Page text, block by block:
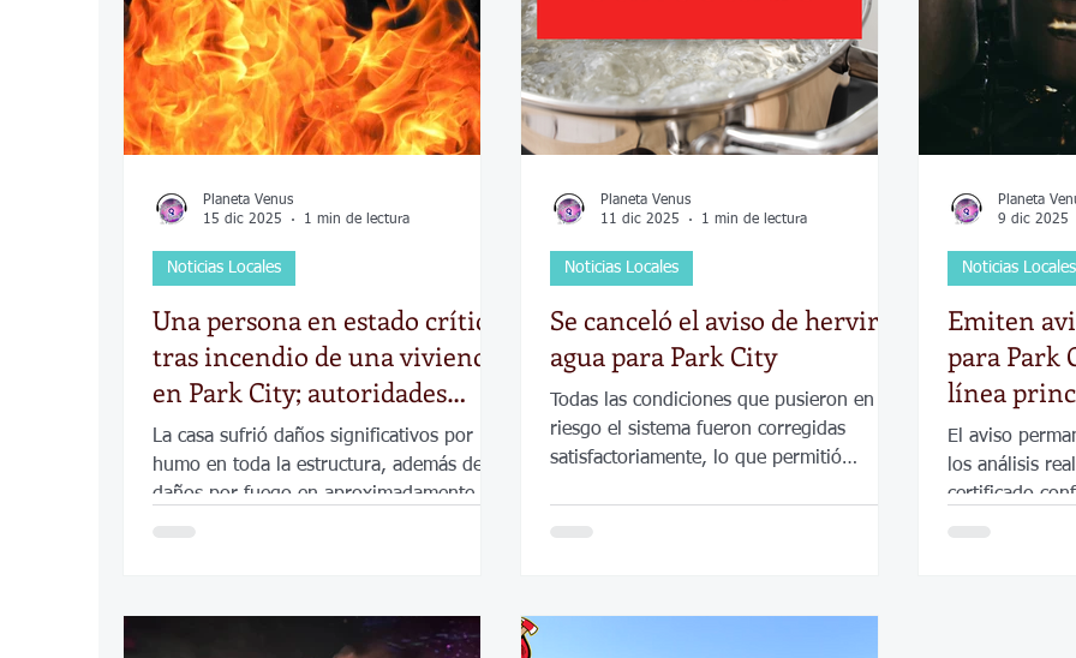
COVID-19 Política Tecnología Economía Elecciones Clima Vivienda
Desamparados Carreteras Comunidad Historias que inspiran Gobierno
Una persona en estado crítico
tras incendio de una vivienda
en Park City; autoridades
investigan las causas
La casa sufrió daños significativos por
humo en toda la estructura, además de
daños por fuego en aproximadamente el
Noticias Locales
Planeta Venus
15 dic 2025
1 min de lectura
Se canceló el aviso de hervir el
agua para Park City
Todas las condiciones que pusieron en
riesgo el sistema fueron corregidas
satisfactoriamente, lo que permitió
Noticias Locales
Planeta Venus
11 dic 2025
1 min de lectura
Emiten
para Park
línea
El aviso
los análisis
certificado
Noticias Locales
Planeta
9 dic 2025